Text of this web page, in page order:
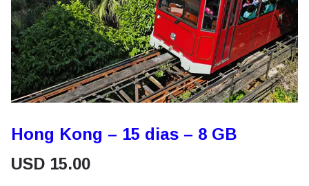
Hong Kong – 15 dias – 8 GB
USD 15.00